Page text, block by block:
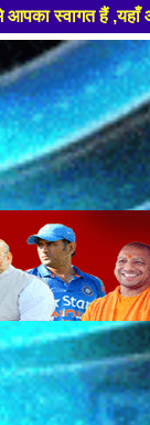
ताजा खबरों से